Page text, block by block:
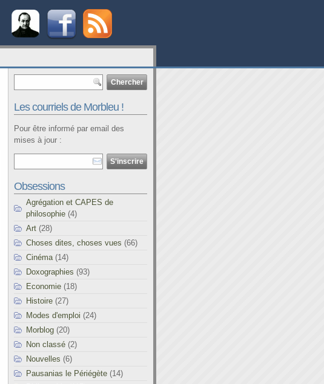
Les courriels de Morbleu !
Pour être informé par email des
mises à jour :
Obsessions
Agrégation et CAPES de
philosophie (4)
Art (28)
Choses dites, choses vues (66)
Cinéma (14)
Doxographies (93)
Economie (18)
Histoire (27)
Modes d'emploi (24)
Morblog (20)
Non classé (2)
Nouvelles (6)
Pausanias le Périégète (14)